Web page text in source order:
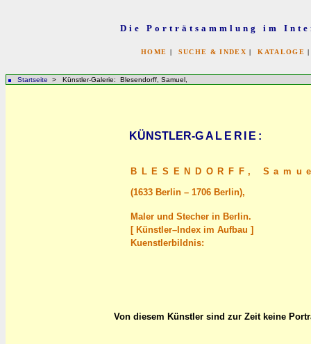
Die Porträtsammlung im
HOME | SUCHE & INDEX |KATALOGE
Startseite > Künstler-Galerie: Blesendorff, Samuel,
KÜNSTLER-GALERIE :
BLESENDORFF,
(1633 Berlin – 1706 Berlin),
Maler und Stecher in Berlin.
[ Künstler–Index im Aufbau ]
Kuenstlerbildnis:
Von diesem Künstler sind zur Zeit keine